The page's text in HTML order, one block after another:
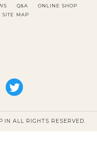
Q&A
ONLINE SHOP
SITE MAP
IN ALL RIGHTS RESERVED.